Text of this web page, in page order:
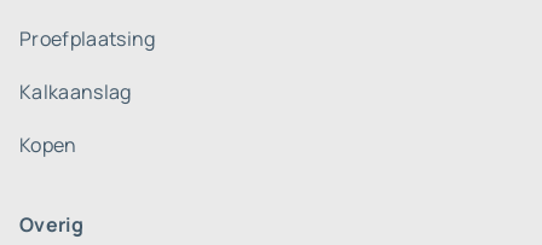
Proefplaatsing
Kalkaanslag
Kopen
Overig